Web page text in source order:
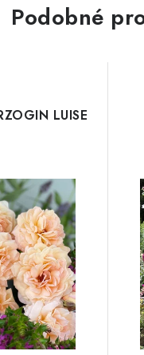
Podobné
LUISE